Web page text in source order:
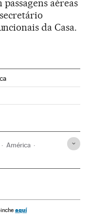
aéreas
da Casa.
América
aquí